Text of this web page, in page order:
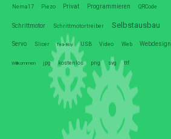
Nema17 Piezo Privat Programmieren QRCode
Schrittmotor Schrittmotortreiber Selbstausbau
Servo Slicer Tea-Boy USB Video Web Webdesign
Willkommen jpg kostenlos png svg ttf